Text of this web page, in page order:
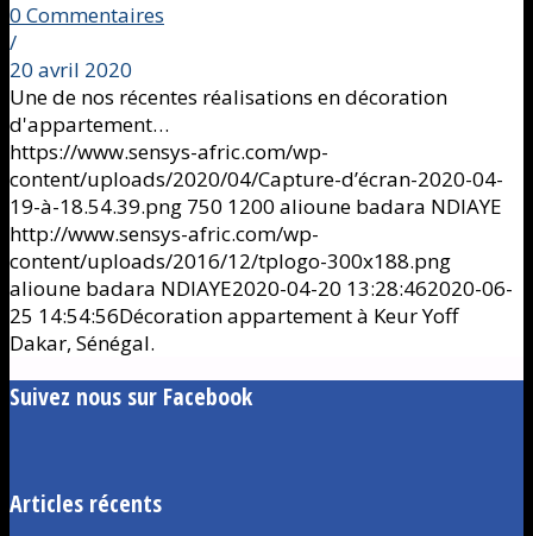
0 Commentaires
/
20 avril 2020
Une de nos récentes réalisations en décoration
d'appartement…
https://www.sensys-afric.com/wp-
content/uploads/2020/04/Capture-d’écran-2020-04-
19-à-18.54.39.png 750 1200 alioune badara NDIAYE
http://www.sensys-afric.com/wp-
content/uploads/2016/12/tplogo-300x188.png
alioune badara NDIAYE2020-04-20 13:28:462020-06-
25 14:54:56Décoration appartement à Keur Yoff
Dakar, Sénégal.
Suivez nous sur Facebook
Articles récents